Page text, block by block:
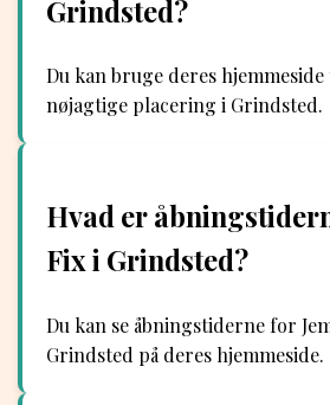
Grindsted?
Du kan bruge deres
nøjagtige placering i Grindsted.
Hvad er
Fix i Grindsted?
Du kan se åbningstiderne for
Grindsted på deres hjemmeside.